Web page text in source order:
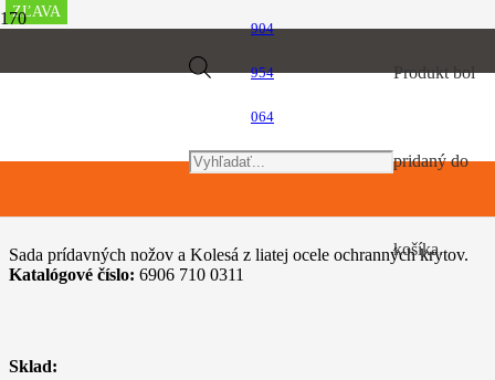
904
954
064
Products
search
Produktbol
pridaný do
košíka.
Kultivátory
Sada prídavných nožov a Kolesá z liatej ocele ochranných krytov.
Katalógové číslo: 6906 710 0311
Sklad:
ZĽAVA